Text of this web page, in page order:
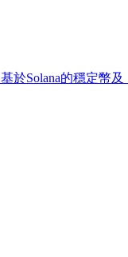
基於Solana的穩定幣及